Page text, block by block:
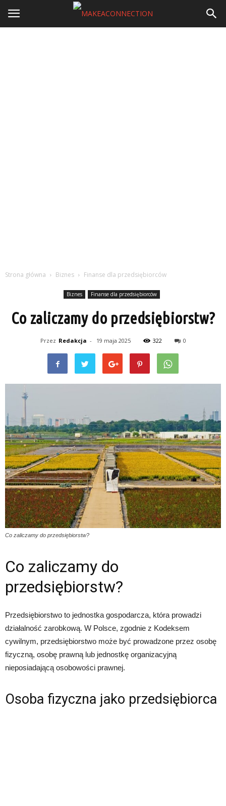
Strona główna Biznes Finanse dla przedsiębiorców
Biznes Finanse dla przedsiębiorców
Co zaliczamy do przedsiębiorstw?
Przez Redakcja - 19 maja 2025 322 0
Co zaliczamy do przedsiębiorstw?
Co zaliczamy do
przedsiębiorstw?
Przedsiębiorstwo to jednostka gospodarcza, która prowadzi
działalność zarobkową. W Polsce, zgodnie z Kodeksem
cywilnym, przedsiębiorstwo może być prowadzone przez osobę
fizyczną, osobę prawną lub jednostkę organizacyjną
nieposiadającą osobowości prawnej.
Osoba fizyczna jako przedsiębiorca